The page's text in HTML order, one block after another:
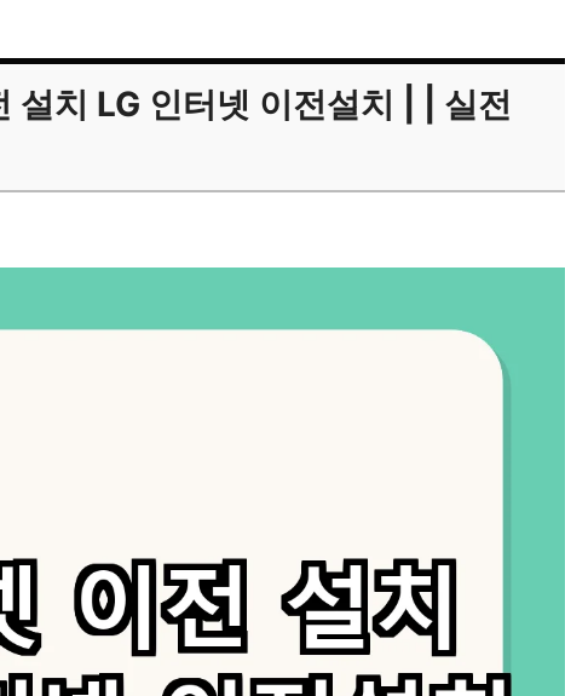
설치 LG 인터넷 이전설치 | | 실전